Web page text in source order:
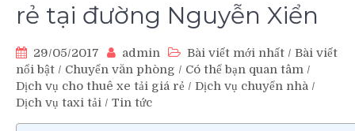
rẻ tại đường Nguyễn Xiển
29/05/2017 admin Bài viết mới nhất / Bài viết
nổi bật / Chuyển văn phòng / Có thể bạn quan tâm /
Dịch vụ cho thuê xe tải giá rẻ / Dịch vụ chuyển nhà /
Dịch vụ taxi tải / Tin tức